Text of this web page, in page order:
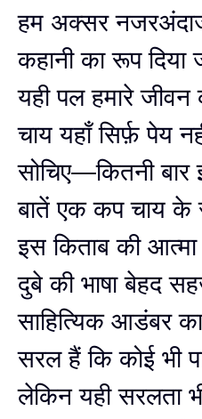
हम अक्सर
कहानी का रूप दिया
यही पल हमारे
चाय यहाँ सिर्फ़ पेय
सोचिए—कितनी बार
बातें एक कप चाय के
इस किताब की
दुबे की भाषा बेहद
साहित्यिक आडंबर
सरल हैं कि कोई भी
लेकिन यही सरलता